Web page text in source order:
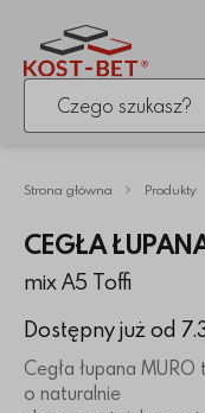
Po kliknięciu
Strona główna Produkty
CEGŁA
mix A5 Toffi
Dostępny już od
Cegła łupana
o naturalnie